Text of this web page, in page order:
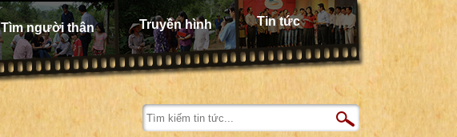
Tìm người thân Truyền hình Tin tức